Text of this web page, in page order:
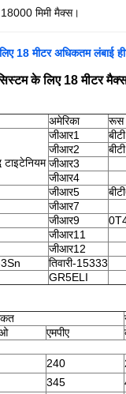
18000 मिमी मैक्स।
18 मीटर अधिकतम लंबाई
के लिए 18 मीटर
अमेरिका रूस
टाइटेनियम
जीआर1
जीआर2
जीआर3
जीआर4
जीआर5
जीआर7
जीआर9
जीआर11
जीआर12
तिवारी-15333
GR5ELI
एमपीए
240
345